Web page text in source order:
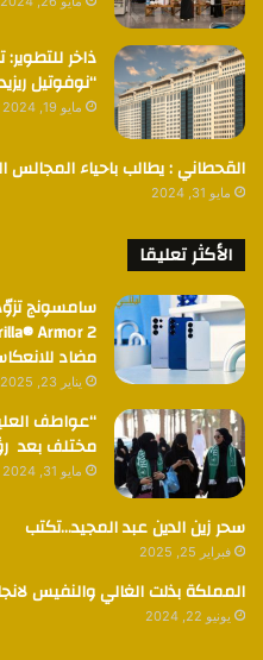
ذاخر
“نوفوتيل
مايو 19, 2024
القحطاني : يطالب باحياء المجالس
مايو 31, 2024
الأكثر تعليقا
مضاد
يناير 23, 2025
“عواطف
مختلف بعد رؤية
مايو 31, 2024
سحر زين الدين عبد المجيد…تكتب
فبراير 25, 2025
المملكة بذلت الغالي والنفيس
يونيو 22, 2024